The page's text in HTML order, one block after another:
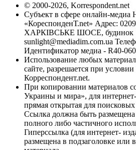
© 2000-2026, Korrespondent.net
Субъект в сфере онлайн-медиа
«КореспонденТ.net» Адрес:
ХАРКІВСЬКЕ ШОСЕ, будинок
sunlight@mediadim.com.ua
Идентификатор медиа - R40-
Использование любых
сайте, разрешается при
Корреспондент.net.
При копировании материалов
Украины и мира», для
прямая открытая для
Ссылка должна быть размещена
полного либо частичного
Гиперссылка (для интернет-
размещена в подзаголовке или